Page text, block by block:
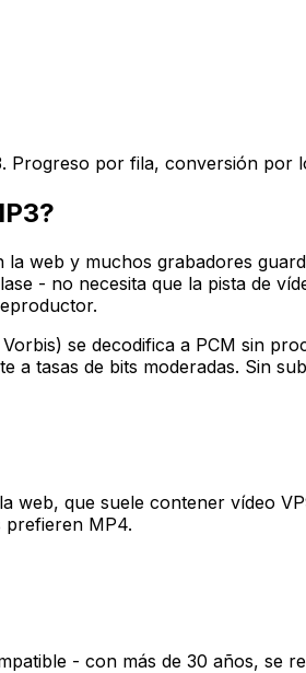
por fila, conversión por
la web y muchos grabadores
- no necesita que la pista de
se decodifica a PCM sin
a tasas de bits moderadas. Sin
web, que suele contener vídeo
prefieren MP4.
- con más de 30 años, se